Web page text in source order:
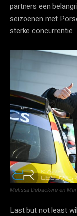
partners een
seizoenen met
sterke concurrentie.
Melissa Debackere en
Last but not least